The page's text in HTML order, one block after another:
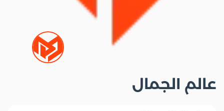
عالم الجمال